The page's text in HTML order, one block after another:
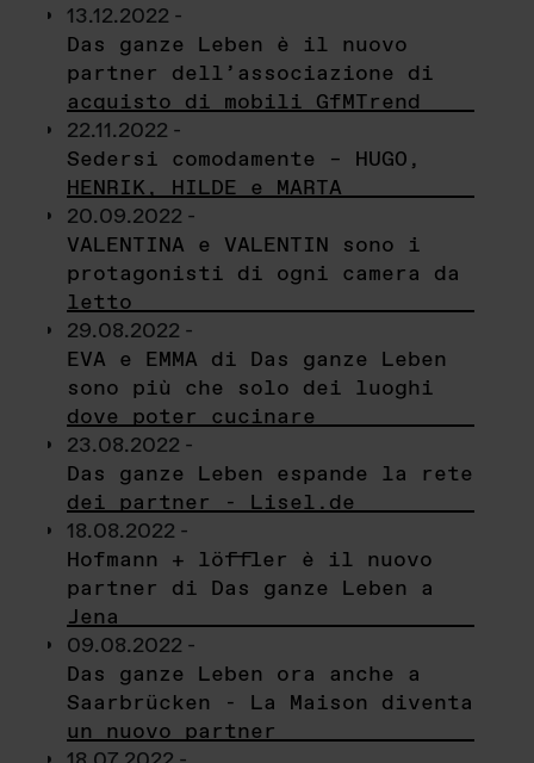
13.12.2022 -
Das ganze Leben è il nuovo
partner dell’associazione di
acquisto di mobili GfMTrend
22.11.2022 -
Sedersi comodamente – HUGO,
HENRIK, HILDE e MARTA
20.09.2022 -
VALENTINA e VALENTIN sono i
protagonisti di ogni camera da
letto
29.08.2022 -
EVA e EMMA di Das ganze Leben
sono più che solo dei luoghi
dove poter cucinare
23.08.2022 -
Das ganze Leben espande la rete
dei partner - Lisel.de
18.08.2022 -
Hofmann + löffler è il nuovo
partner di Das ganze Leben a
Jena
09.08.2022 -
Das ganze Leben ora anche a
Saarbrücken - La Maison diventa
un nuovo partner